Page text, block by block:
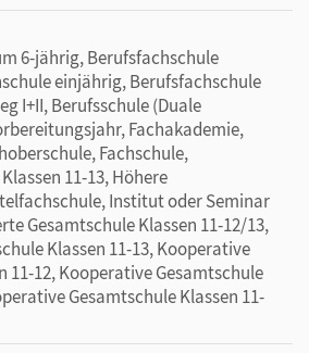
6-jährig, Berufsfachschule
einjährig, Berufsfachschule
I+II, Berufsschule (Duale
Fachakademie,
Fachschule,
11-13, Höhere
Institut oder Seminar
Gesamtschule Klassen 11-12/13,
Klassen 11-13, Kooperative
11-12, Kooperative Gesamtschule
Gesamtschule Klassen 11-